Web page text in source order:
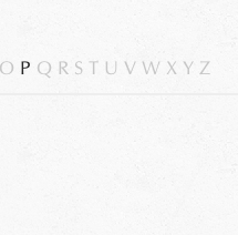
O P Q R S U V W X Y Z